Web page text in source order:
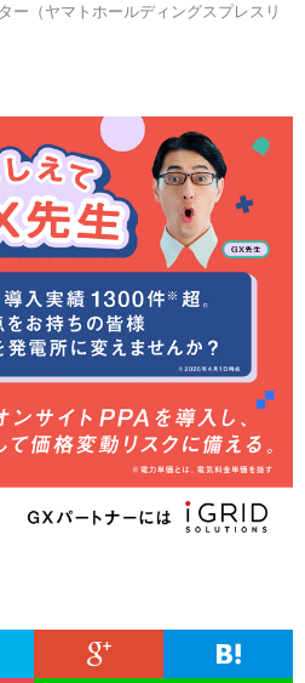
ー（ヤマトホールディングスプレスリ